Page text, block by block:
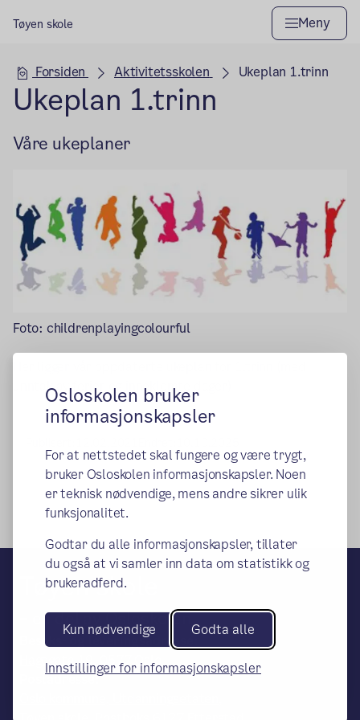
Osloskolen bruker
informasjonskapsler
For at nettstedet skal fungere og være trygt,
bruker Osloskolen informasjonskapsler. Noen
er teknisk nødvendige, mens andre sikrer ulik
funksjonalitet.
Godtar du alle informasjonskapsler, tillater
du også at vi samler inn data om statistikk og
brukeradferd.
Kun nødvendige Godta alle
Innstillinger for informasjonskapsler
Tøyen skole Meny
Hovedseksjon
Forsiden Aktivitetsskolen Ukeplan 1.trinn
Ukeplan 1.trinn
Våre ukeplaner
Foto: childrenplayingcolourful
unntak av ferier og inneklemte dager)
Tøyen skole
– en del av Osloskolen
Besøks- og leveringsadresse:
Hagegata 19, 0577 Oslo
Postadresse: